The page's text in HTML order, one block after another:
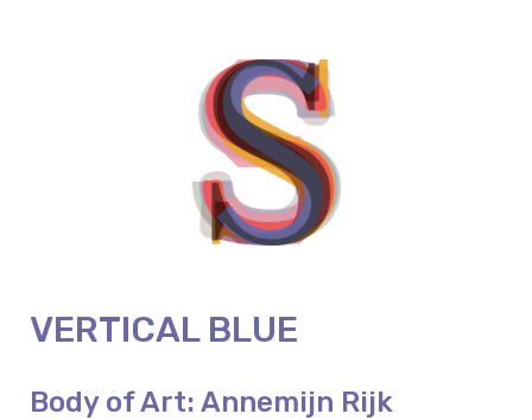
VERTICAL BLUE
Body of Art: Annemijn Rijk